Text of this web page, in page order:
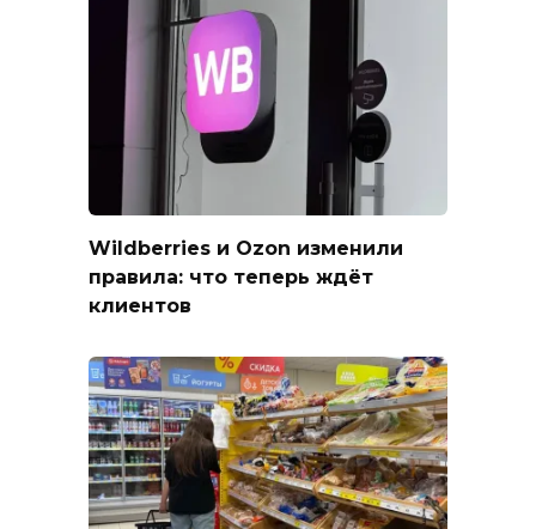
Wildberries и Ozon изменили
правила: что теперь ждёт
клиентов